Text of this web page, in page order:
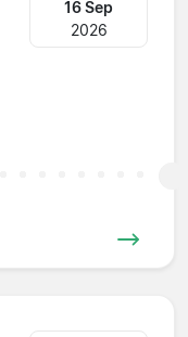
16 Sep
2026